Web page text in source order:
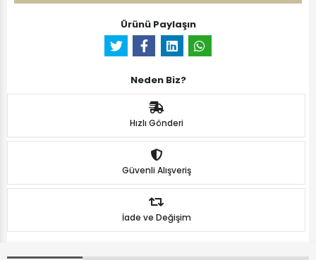
Ürünü Paylaşın
Neden Biz?
Hızlı Gönderi
Güvenli Alışveriş
İade ve Değişim